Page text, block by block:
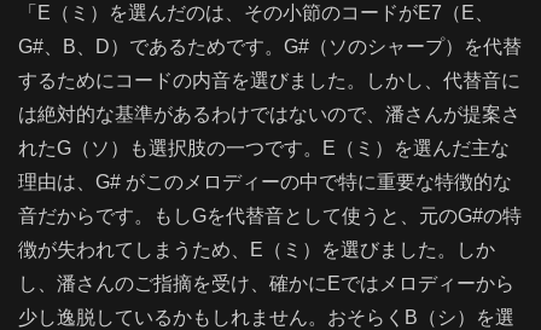
「E（ミ）を選んだのは、その小節のコードがE7（E、
G#、B、D）であるためです。G#（ソのシャープ）を代替
するためにコードの内音を選びました。しかし、代替音に
は絶対的な基準があるわけではないので、潘さんが提案さ
れたG（ソ）も選択肢の一つです。E（ミ）を選んだ主な
理由は、G# がこのメロディーの中で特に重要な特徴的な
音だからです。もしGを代替音として使うと、元のG#の特
徴が失われてしまうため、E（ミ）を選びました。しか
し、潘さんのご指摘を受け、確かにEではメロディーから
少し逸脱しているかもしれません。おそらくB（シ）を選